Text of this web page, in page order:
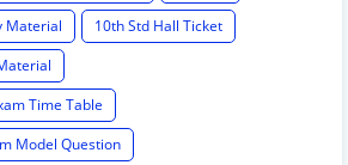
Material
10th Std Hall Ticket
Time Table
Model Question